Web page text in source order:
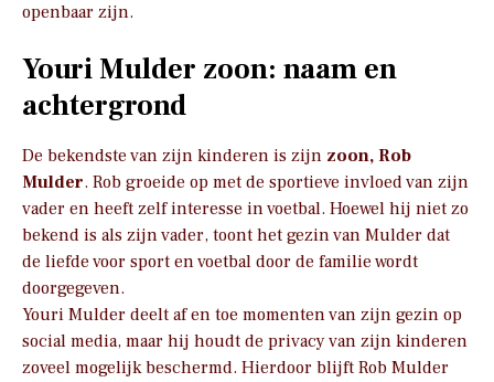
openbaar zijn.
Youri Mulder zoon: naam en
achtergrond
De bekendste van zijn kinderen is zijn zoon, Rob
Mulder. Rob groeide op met de sportieve invloed van zijn
vader en heeft zelf interesse in voetbal. Hoewel hij niet zo
bekend is als zijn vader, toont het gezin van Mulder dat
de liefde voor sport en voetbal door de familie wordt
doorgegeven.
Youri Mulder deelt af en toe momenten van zijn gezin op
social media, maar hij houdt de privacy van zijn kinderen
zoveel mogelijk beschermd. Hierdoor blijft Rob Mulder